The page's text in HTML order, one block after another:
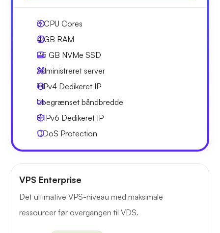
3CPU Cores
4 GB RAM
75 GB NVMe SSD
Administreret server
1 IPv4 Dedikeret IP
Ubegrænset båndbredde
8 IPv6 Dedikeret IP
DDoS Protection
VPS Enterprise
Det ultimative VPS-niveau med maksimale
ressourcer før overgangen til VDS.